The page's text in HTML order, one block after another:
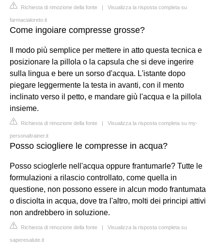
Richiesta di rimozione della fonte | Visualizza la risposta completa su
farmacialoreto.it
Come ingoiare compresse grosse?
Il modo più semplice per mettere in atto questa tecnica e
posizionare la pillola o la capsula che si deve ingerire
sulla lingua e bere un sorso d'acqua. L'istante dopo
piegare leggermente la testa in avanti, con il mento
inclinato verso il petto, e mandare giù l'acqua e la pillola
insieme.
Richiesta di rimozione della fonte | Visualizza la risposta completa su my-
personaltrainer.it
Posso sciogliere le compresse in acqua?
Posso scioglerle nell'acqua oppure frantumarle? Tutte le
formulazioni a rilascio controllato, come quella in
questione, non possono essere in alcun modo frantumata
o disciolta in acqua, dove tra l'altro, molti dei principi attivi
non andrebbero in soluzione.
Richiesta di rimozione della fonte | Visualizza la risposta completa su
saperesalute.it